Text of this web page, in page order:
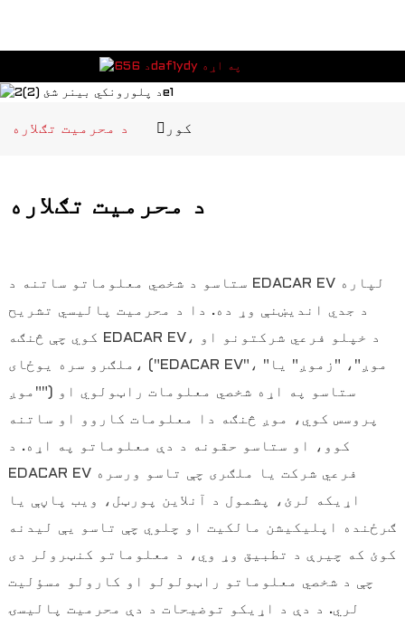
کور د محرمیت تګلاره
د محرمیت تګلاره
ستاسو د شخصي معلوماتو ساتنه د EDACAR EV لپاره
د جدي اندیښنې وړ ده. دا د محرمیت پالیسي تشریح
کوي چې څنګه EDACAR EV، د خپلو فرعي شرکتونو او
ملګرو سره یوځای، ("EDACAR EV"، "موږ"، "زموږ" یا
"موږ") ستاسو په اړه شخصي معلومات راټولوي او
پروسس کوي، موږ څنګه دا معلومات کاروو او ساتنه
کوو، او ستاسو حقونه د دې معلوماتو په اړه. د
EDACAR EV فرعي شرکت یا ملګری چې تاسو ورسره
اړیکه لرئ، پشمول د آنلاین پورټل، ویب پاڼې یا
ګرځنده اپلیکیشن مالکیت او چلوي چې تاسو یې لیدنه
کوئ که چیرې د تطبیق وړ وي، د معلوماتو کنټرولر دی
چې د شخصي معلوماتو راټولولو او کارولو مسؤلیت
لري. د دې د اړیکو توضیحات د دې محرمیت پالیسۍ